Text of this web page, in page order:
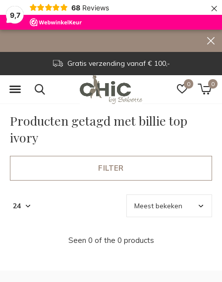
9,7
68 Reviews ×
0 0
Gratis verzending vanaf € 100,-
Producten getagd met billie top
ivory
FILTER
Seen 0 of the 0 products